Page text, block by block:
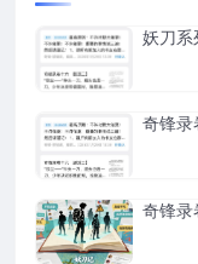
妖刀系
奇锋
奇锋录